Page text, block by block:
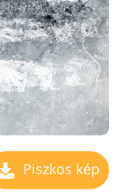
Piszkos kép